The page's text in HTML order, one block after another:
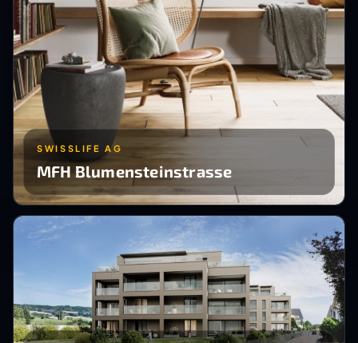
SWISSLIFE AG
MFH Blumensteinstrasse